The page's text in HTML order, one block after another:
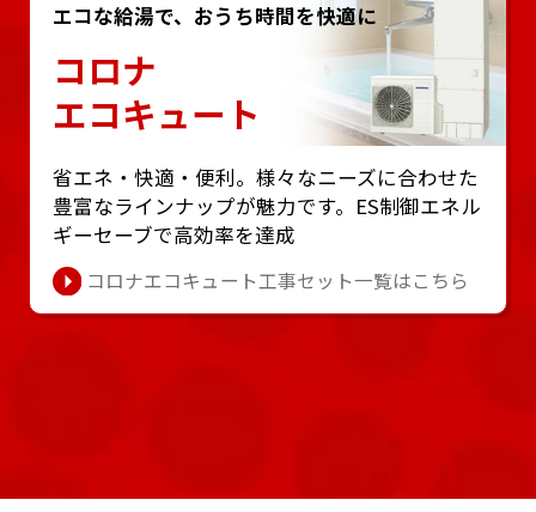
エコな給湯で、おうち時間を快適に
コロナ
エコキュート
省エネ・快適・便利。様々なニーズに合わせた
豊富なラインナップが魅⼒です。ES制御エネル
ギーセーブで⾼効率を達成
コロナエコキュート工事セット一覧はこちら